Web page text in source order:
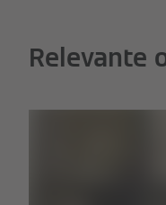
Relevante